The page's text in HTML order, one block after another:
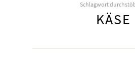
Schlagwort
KÄSE